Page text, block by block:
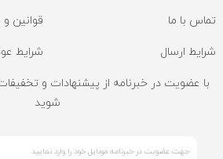
تماس با ما قوانین
شرایط ارسال شرایط
با عضویت در خبرنامه از پیشنهادات و
شوید